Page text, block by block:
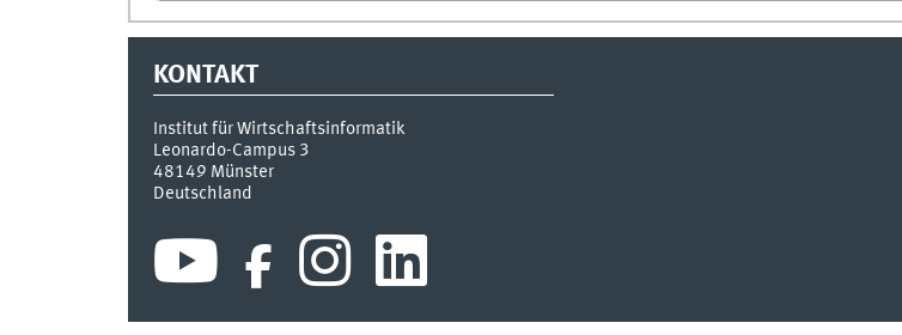
KONTAKT
Institut für Wirtschaftsinformatik
Leonardo-Campus 3
48149 Münster
Deutschland